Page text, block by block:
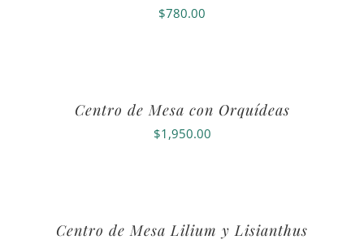
$780.00
Centro de Mesa con Orquídeas
$1,950.00
Centro de Mesa Lilium y Lisianthus